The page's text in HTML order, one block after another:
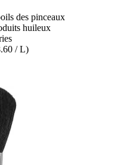
des pinceaux
huileux
/ L)